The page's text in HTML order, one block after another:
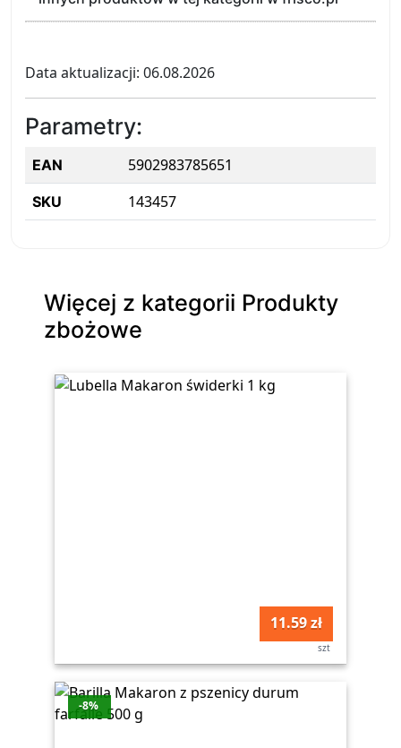
Data aktualizacji: 06.08.2026
Parametry:
EAN 5902983785651
SKU 143457
Więcej z kategorii Produkty
zbożowe
11.59 zł
szt
-8%